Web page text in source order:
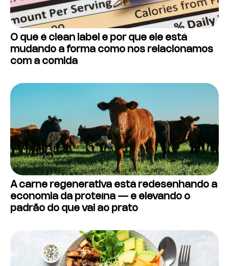
O que é clean label e por que ele está
mudando a forma como nos relacionamos
com a comida
A carne regenerativa está redesenhando a
economia da proteína — e elevando o
padrão do que vai ao prato